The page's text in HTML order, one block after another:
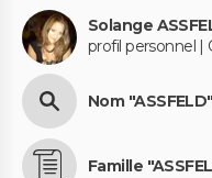
Solange
profil personnel |
Nom "ASSFELD"
Famille